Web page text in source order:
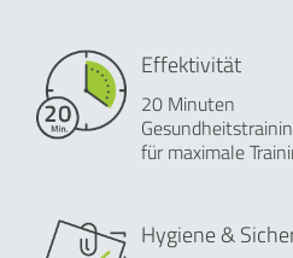
Effektivität
20 Minuten
für maximale
Hygiene &